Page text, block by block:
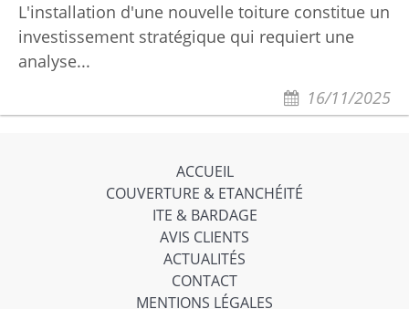
L'installation d'une nouvelle toiture constitue un
investissement stratégique qui requiert une
analyse...
16/11/2025
ACCUEIL
COUVERTURE & ETANCHÉITÉ
ITE & BARDAGE
AVIS CLIENTS
ACTUALITÉS
CONTACT
MENTIONS LÉGALES